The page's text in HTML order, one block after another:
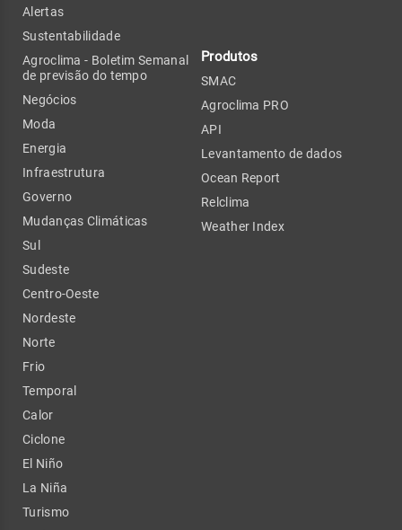
Alertas
Sustentabilidade
Agroclima - Boletim Semanal
de previsão do tempo
Negócios
Moda
Energia
Infraestrutura
Governo
Mudanças Climáticas
Sul
Sudeste
Centro-Oeste
Nordeste
Norte
Frio
Temporal
Calor
Ciclone
El Niño
La Niña
Turismo
Produtos
SMAC
Agroclima PRO
API
Levantamento de dados
Ocean Report
Relclima
Weather Index